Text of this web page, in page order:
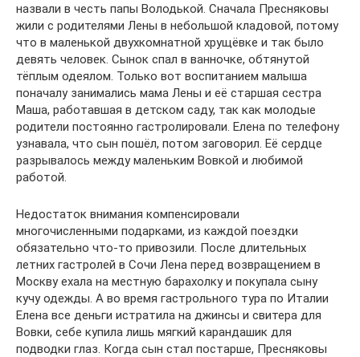
назвали в честь папы Володькой. Сначала Пресняковы
жили с родителями Лены в небольшой кладовой, потому
что в маленькой двухкомнатной хрущёвке и так было
девять человек. Сынок спал в ванночке, обтянутой
тёплым одеялом. Только вот воспитанием малыша
поначалу занимались мама Лены и её старшая сестра
Маша, работавшая в детском саду, так как молодые
родители постоянно гастролировали. Елена по телефону
узнавала, что сын пошёл, потом заговорил. Её сердце
разрывалось между маленьким Вовкой и любимой
работой.
Недостаток внимания компенсировали
многочисленными подарками, из каждой поездки
обязательно что-то привозили. После длительных
летних гастролей в Сочи Лена перед возвращением в
Москву ехала на местную барахолку и покупала сыну
кучу одежды. А во время гастрольного тура по Италии
Елена все деньги истратила на джинсы и свитера для
Вовки, себе купила лишь мягкий карандашик для
подводки глаз. Когда сын стал постарше, Пресняковы